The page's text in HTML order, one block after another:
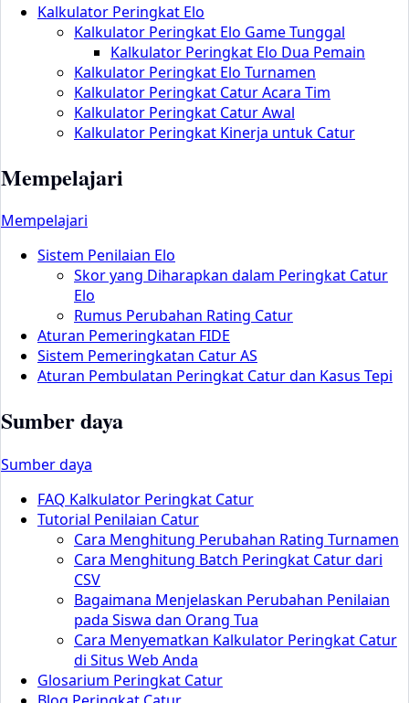
Kalkulator Peringkat Elo
Kalkulator Peringkat Elo Game Tunggal
Kalkulator Peringkat Elo Dua Pemain
Kalkulator Peringkat Elo Turnamen
Kalkulator Peringkat Catur Acara Tim
Kalkulator Peringkat Catur Awal
Kalkulator Peringkat Kinerja untuk Catur
Mempelajari
Mempelajari
Sistem Penilaian Elo
Skor yang Diharapkan dalam Peringkat Catur
Elo
Rumus Perubahan Rating Catur
Aturan Pemeringkatan FIDE
Sistem Pemeringkatan Catur AS
Aturan Pembulatan Peringkat Catur dan Kasus Tepi
Sumber daya
Sumber daya
FAQ Kalkulator Peringkat Catur
Tutorial Penilaian Catur
Cara Menghitung Perubahan Rating Turnamen
Cara Menghitung Batch Peringkat Catur dari
CSV
Bagaimana Menjelaskan Perubahan Penilaian
pada Siswa dan Orang Tua
Cara Menyematkan Kalkulator Peringkat Catur
di Situs Web Anda
Glosarium Peringkat Catur